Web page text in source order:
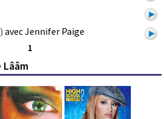
avec Jennifer Paige
1